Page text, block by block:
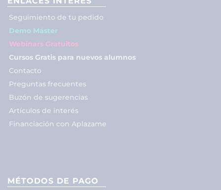
Seguimiento de tu pedido
Demo Máster
Webinars Gratuitos
Cursos Gratis para nuevos alumnos
Contacto
Preguntas frecuentes
Buzón de sugerencias
Artículos de interés
Financiación con Aplazame
MÉTODOS DE PAGO